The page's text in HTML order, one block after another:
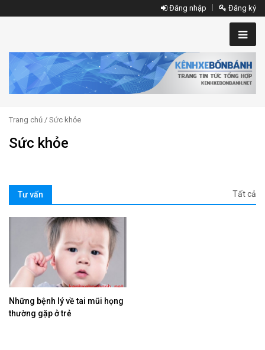
Đăng nhập Đăng ký
Trang chủ / Sức khỏe
Sức khỏe
Tư vấn Tất cả
Những bệnh lý về tai mũi họng
thường gặp ở trẻ